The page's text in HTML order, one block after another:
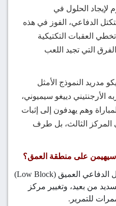
لإيجاد الحلول في
الدفاعي، الفوز في هذه
تخطي العقبات التكتيكية
التي تجيد اللعب
مدريد النموذج الأمثل
الأرجنتيني دييغو سيميوني،
وهم يهدفون إلى إثبات
المركز الثالث، بل طرف
سيهيمن على منطقة العمق؟
مهمة برشلونة: فك التكتل الدفاعي العميق (Low Block)
من بعيد، وتغيير مركز
للتمرير.